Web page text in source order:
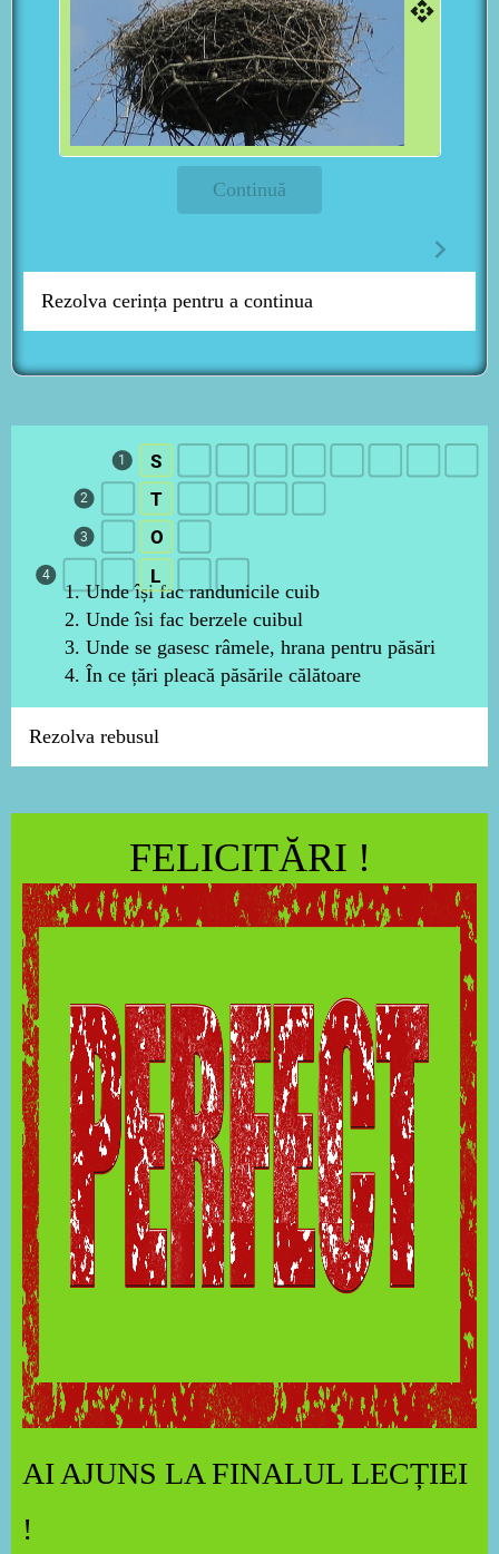
Continuă
Rezolva cerința pentru a continua
1 S
2 T
3 O
4 L
1. Unde își fac randunicile cuib
2. Unde îsi fac berzele cuibul
3. Unde se gasesc râmele, hrana pentru păsări
4. În ce țări pleacă păsările călătoare
Rezolva rebusul
FELICITĂRI !
AI AJUNS LA FINALUL LECȚIEI
!